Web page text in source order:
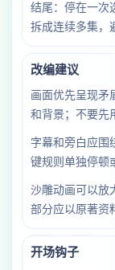
结尾：停在一次
拆成连续多集，
改编建议
画面优先呈现矛
和背景；不要先
字幕和旁白应围
键规则单独停顿
沙雕动画可以放
部分应以原著资
开场钩子